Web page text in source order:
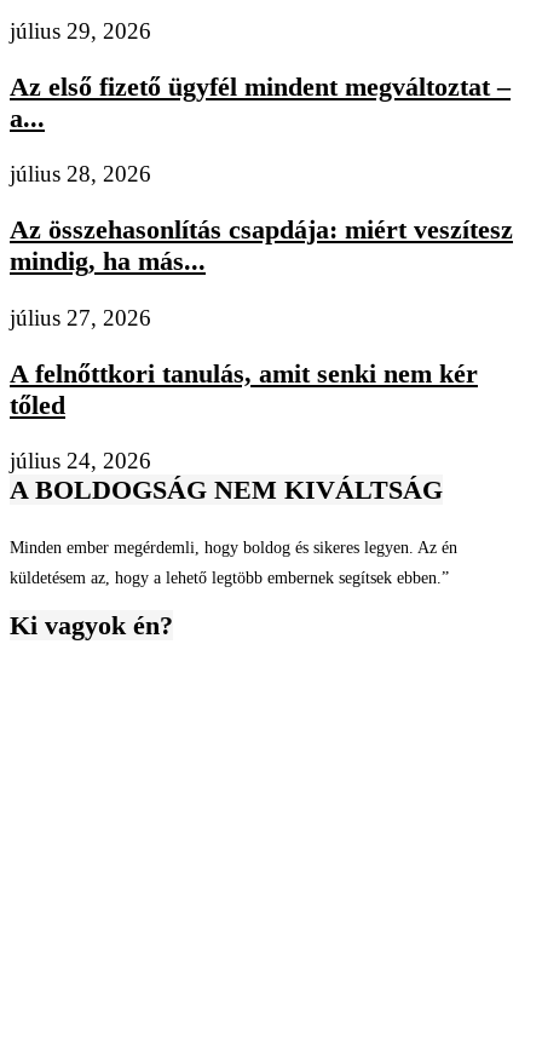
július 29, 2026
Az első fizető ügyfél mindent megváltoztat –
a...
július 28, 2026
Az összehasonlítás csapdája: miért veszítesz
mindig, ha más...
július 27, 2026
A felnőttkori tanulás, amit senki nem kér
tőled
július 24, 2026
A BOLDOGSÁG NEM KIVÁLTSÁG
Minden ember megérdemli, hogy boldog és sikeres legyen. Az én
küldetésem az, hogy a lehető legtöbb embernek segítsek ebben.”
Ki vagyok én?